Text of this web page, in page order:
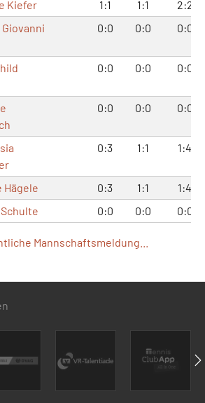
Kiefer 1:1 1:1
2:2
0:0 0:0 0:0
0:0 0:0 0:0
0:0 0:0 0:0
0:3 1:1 1:4
Hägele 0:3 1:1
1:4
0:0 0:0 0:0
Mannschaftsmeldung...